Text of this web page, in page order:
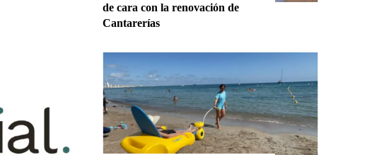
de cara con la renovación de
Cantarerías